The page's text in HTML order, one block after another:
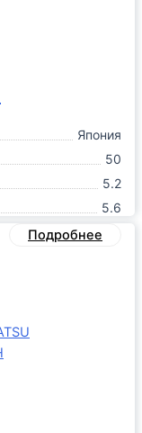
Япония
50
5.2
5.6
Подробнее